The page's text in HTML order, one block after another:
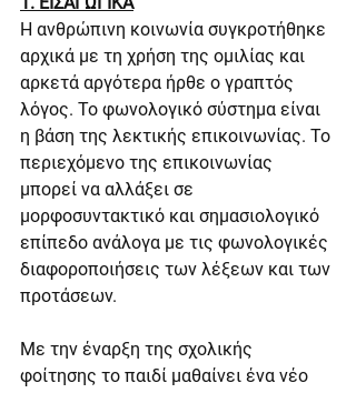
Η ανθρώπινη κοινωνία συγκροτήθηκε
αρχικά με τη χρήση της ομιλίας και
αρκετά αργότερα ήρθε ο γραπτός
λόγος. Το φωνολογικό σύστημα είναι
η βάση της λεκτικής επικοινωνίας. Το
περιεχόμενο της επικοινωνίας
μπορεί να αλλάξει σε
μορφοσυντακτικό και σημασιολογικό
επίπεδο ανάλογα με τις φωνολογικές
διαφοροποιήσεις των λέξεων και των
προτάσεων.
Με την έναρξη της σχολικής
φοίτησης το παιδί μαθαίνει ένα νέο